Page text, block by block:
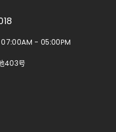
07:00AM - 05:00PM
403号